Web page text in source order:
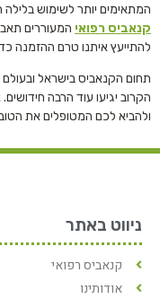
המתאימים יותר לשימוש
קנאביס רפואי המעוררים
להתייעץ איתנו טרם ההזמנה
תחום הקנאביס בישראל ובעולם
הקרוב יגיעו עוד הרבה
ולהביא לכם המטופלים את
ניווט באתר
קנאביס רפואי
אודותינו